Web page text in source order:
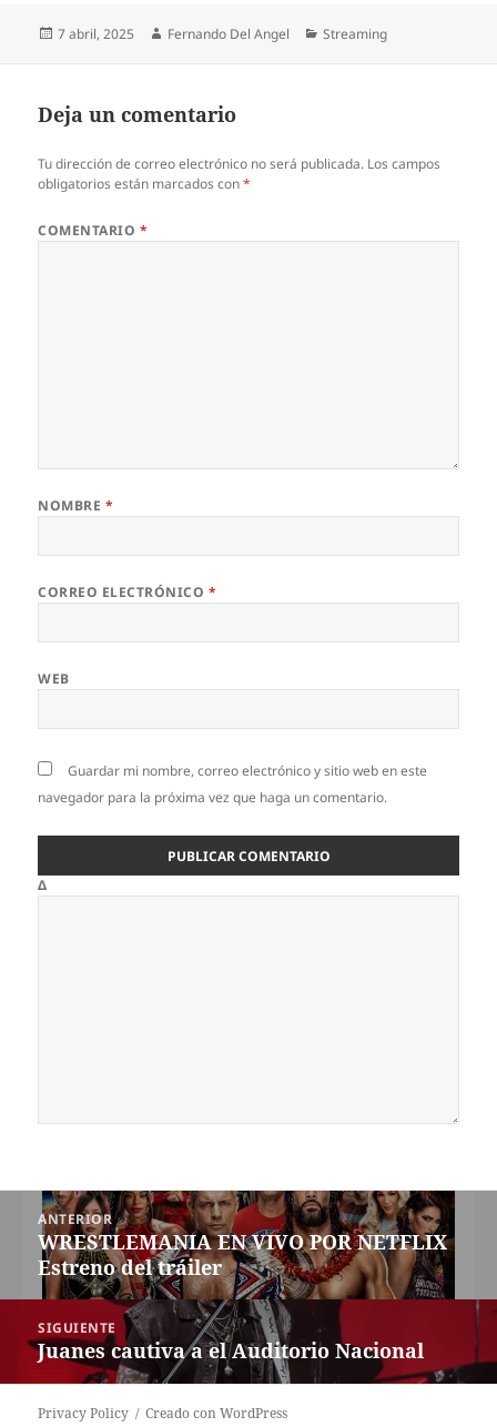
Publicado
7 abril, 2025 Autor
Fernando Del Angel Categorías
Streaming
Deja un comentario
Tu dirección de correo electrónico no será publicada. Los campos
obligatorios están marcados con*
COMENTARIO *
NOMBRE *
CORREO ELECTRÓNICO *
WEB
Guardar mi nombre, correo electrónico y sitio web en este
navegador para la próxima vez que haga un comentario.
Δ
Navegación
entradas
ANTERIOR
Entrada
anterior:
WRESTLEMANIA EN VIVO POR NETFLIX
Estreno del tráiler
SIGUIENTE
Siguiente
entrada:
Juanes cautiva a el Auditorio Nacional
Privacy Policy Creado con WordPress